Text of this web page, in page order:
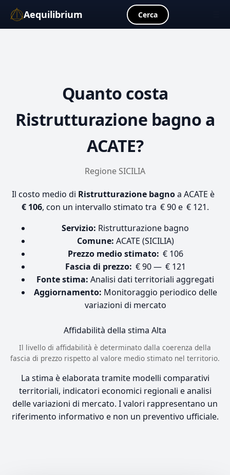
Aequilibrium Cerca
Quanto costa
Ristrutturazione bagno a
ACATE?
Regione SICILIA
Il costo medio di Ristrutturazione bagnoa ACATE è
€ 106, con un intervallo stimato tra € 90 e € 121.
Servizio: Ristrutturazione bagno
Comune: ACATE (SICILIA)
Prezzo medio stimato: € 106
Fascia di prezzo: € 90 — € 121
Fonte stima: Analisi dati territoriali aggregati
Aggiornamento: Monitoraggio periodico delle
variazioni di mercato
Affidabilità della stima Alta
Il livello di affidabilità è determinato dalla coerenza della
fascia di prezzo rispetto al valore medio stimato nel territorio.
La stima è elaborata tramite modelli comparativi
territoriali, indicatori economici regionali e analisi
delle variazioni di mercato. I valori rappresentano un
riferimento informativo e non un preventivo ufficiale.